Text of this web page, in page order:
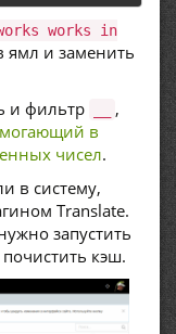
works in
и заменить
и фильтр
,
в
чисел.
в систему,
Translate.
запустить
кэш.